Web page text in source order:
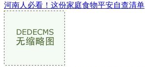
河南人必看！这份家庭食物平安自查清单